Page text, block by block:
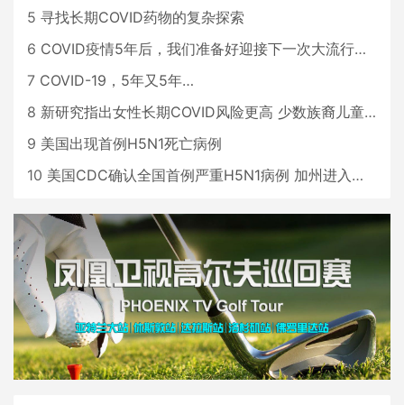
5 寻找长期COVID药物的复杂探索
6 COVID疫情5年后，我们准备好迎接下一次大流行了吗？
7 COVID-19，5年又5年…
8 新研究指出女性长期COVID风险更高 少数族裔儿童存在差异
9 美国出现首例H5N1死亡病例
10 美国CDC确认全国首例严重H5N1病例 加州进入紧急状态